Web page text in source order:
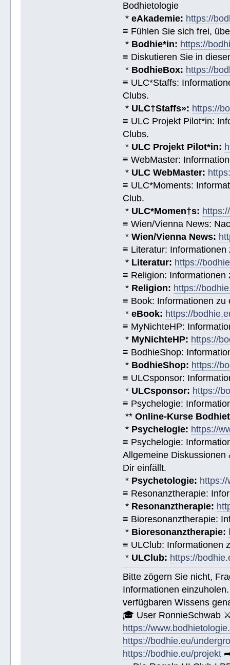
Bodhietologie
*eAkademie: https://
≡ Fühlen Sie sich frei,
* Bodhie*in: https://
≡ Diskutieren Sie in
* BodhieBox: https://
≡ ULC*Staffs:
Clubs.
* ULC†Staffs»: https://
≡ ULC Projekt Pilot*in:
Clubs.
* ULC Projekt Pilot*in:
≡ WebMaster:
* ULC WebMaster:
≡ ULC*Moments:
Club.
* ULC*Momen†s:
≡ Wien/Vienna News:
*Wien/Vienna News:
≡ Literatur:
* Literatur: https://
≡ Religion: Informationen
* Religion: https://
≡ Book: Informationen zu
*eBook: https://
≡ MyNichteHP:
* MyNichteHP: https://
≡ BodhieShop:
* BodhieShop: https://
≡ ULCsponsor:
* ULCsponsor: https://
≡ Psychelogie:
**Online-Kurse
* Psychelogie: https://
≡ Psychelogie:
Allgemeine
Dir einfällt.
* Psychetologie:
≡ Resonanztherapie:
* Resonanztherapie:
≡ Bioresonanztherapie:
* Bioresonanztherapie:
≡ ULClub: Informationen
* ULClub: https://
Bitte zögern Sie nicht,
Informationen
verfügbaren Wissens
🎓 User RonnieSchwab
https://
https://bodhie.eu/
https://bodhie.eu/projekt